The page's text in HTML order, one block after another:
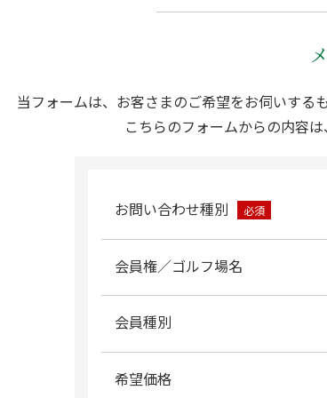
当フォームは、お客さまのご希望をお伺いする
こちらのフォームからの内容
お問い合わせ種別 必須
会員権／ゴルフ場名
会員種別
希望価格